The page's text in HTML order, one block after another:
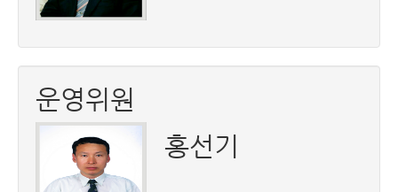
운영위원
홍선기